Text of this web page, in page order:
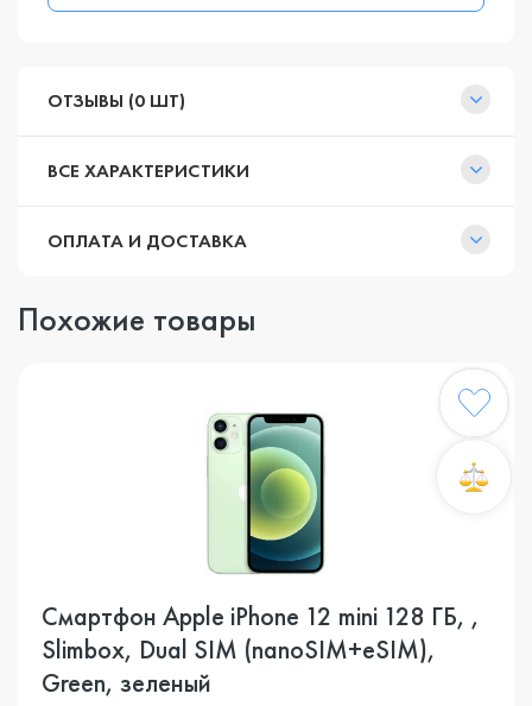
ОТЗЫВЫ (0 ШТ)
ВСЕ ХАРАКТЕРИСТИКИ
ОПЛАТА И ДОСТАВКА
Похожие товары
Смартфон Apple iPhone 12 mini 128 ГБ, ,
Slimbox, Dual SIM (nanoSIM+eSIM),
Green, зеленый